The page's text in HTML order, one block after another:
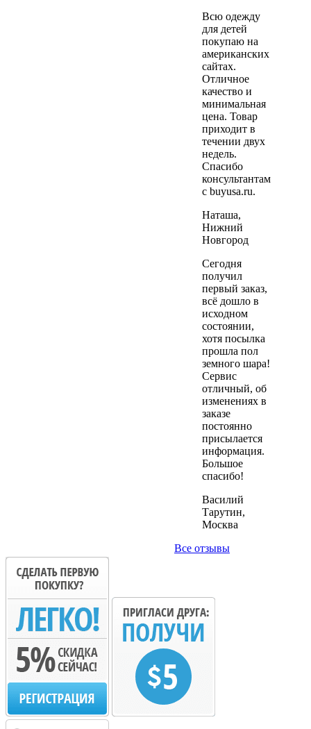
Всю одежду
для детей
покупаю на
американских
сайтах.
Отличное
качество и
минимальная
цена. Товар
приходит в
течении двух
недель.
Спасибо
консультантам
с buyusa.ru.
Наташа,
Нижний
Новгород
Сегодня
получил
первый заказ,
всё дошло в
исходном
состоянии,
хотя посылка
прошла пол
земного шара!
Сервиc
отличный, об
изменениях в
заказе
постоянно
присылается
информация.
Большое
спасибо!
Василий
Тарутин,
Москва
Все отзывы